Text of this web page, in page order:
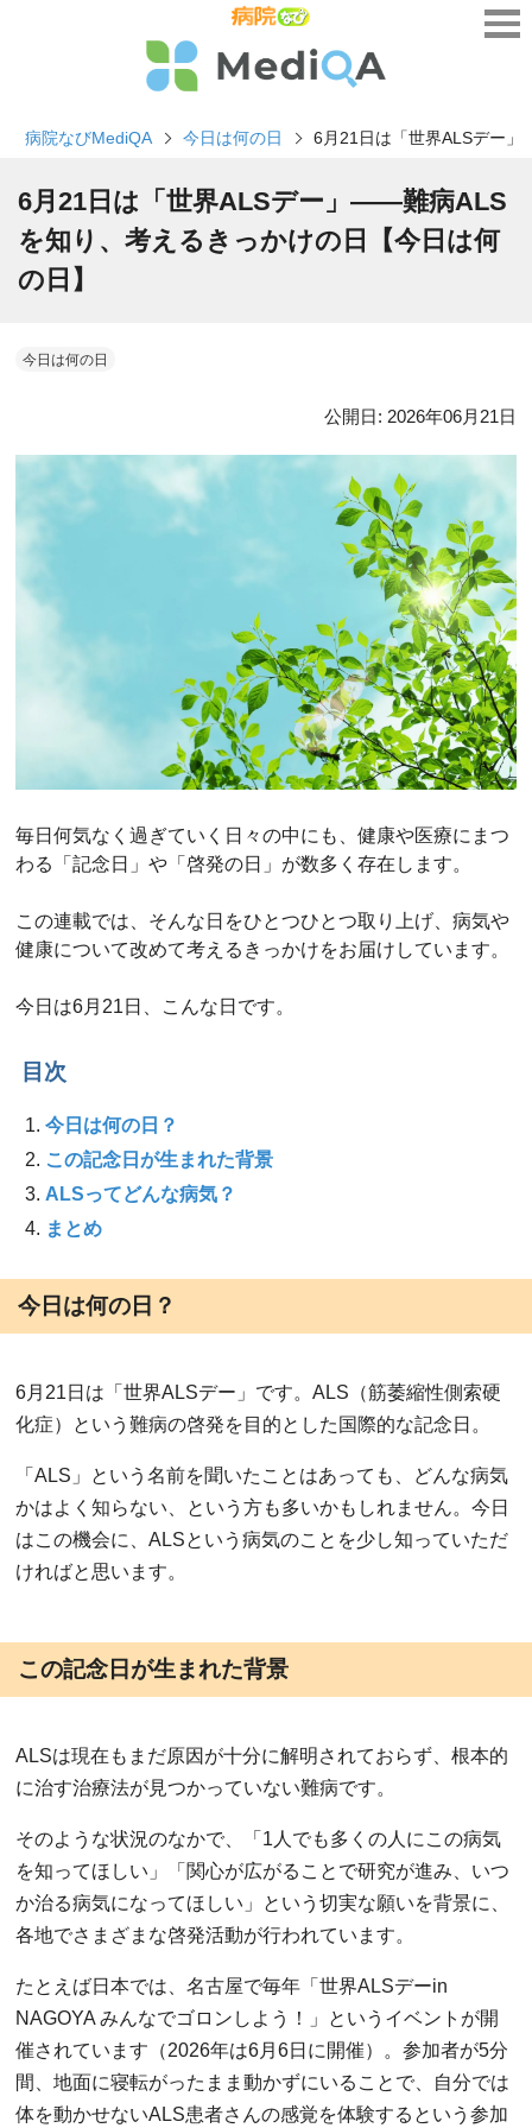
病院なびMediQA 今日は何の日 6月21日は「世界ALSデー
6月21日は「世界ALSデー」――難病ALS
を知り、考えるきっかけの日【今日は何
の日】
今日は何の日
公開日: 2026年06月21日
毎日何気なく過ぎていく日々の中にも、健康や医療にまつ
わる「記念日」や「啓発の日」が数多く存在します。
この連載では、そんな日をひとつひとつ取り上げ、病気や
健康について改めて考えるきっかけをお届けしています。
今日は6月21日、こんな日です。
目次
今日は何の日？
この記念日が生まれた背景
ALSってどんな病気？
まとめ
今日は何の日？
6月21日は「世界ALSデー」です。ALS（筋萎縮性側索硬
化症）という難病の啓発を目的とした国際的な記念日。
「ALS」という名前を聞いたことはあっても、どんな病気
かはよく知らない、という方も多いかもしれません。今日
はこの機会に、ALSという病気のことを少し知っていただ
ければと思います。
この記念日が生まれた背景
ALSは現在もまだ原因が十分に解明されておらず、根本的
に治す治療法が見つかっていない難病です。
そのような状況のなかで、「1人でも多くの人にこの病気
を知ってほしい」「関心が広がることで研究が進み、いつ
か治る病気になってほしい」という切実な願いを背景に、
各地でさまざまな啓発活動が行われています。
たとえば日本では、名古屋で毎年「世界ALSデーin
NAGOYA みんなでゴロンしよう！」というイベントが開
催されています（2026年は6月6日に開催）。参加者が5分
間、地面に寝転がったまま動かずにいることで、自分では
体を動かせないALS患者さんの感覚を体験するという参加